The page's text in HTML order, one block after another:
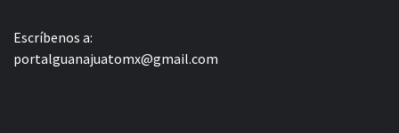
Escríbenos a:
portalguanajuatomx@gmail.com